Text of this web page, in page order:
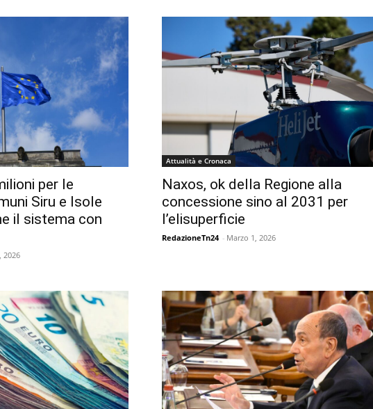
per le
Siru e Isole
il sistema con
2026
Attualità e Cronaca
Naxos, ok della Regione alla
concessione sino al 2031 per
l’elisuperficie
RedazioneTn24 - Marzo 1, 2026